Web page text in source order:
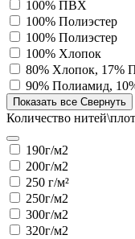
100% ПВХ
100% Полиэстер
100% Полиэстер
100% Хлопок
80% Хлопок, 17%
90% Полиамид,
Показать все Свернуть
Количество
190г/м2
200г/м2
250 г/м²
250г/м2
300г/м2
320г/м2